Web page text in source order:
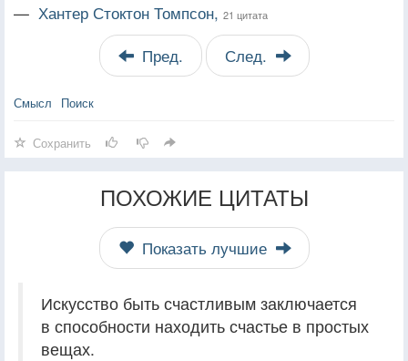
— Хантер Стоктон Томпсон, 21 цитата
Пред. След.
Смысл Поиск
Сохранить
ПОХОЖИЕ ЦИТАТЫ
Показать лучшие
Искусство быть счастливым заключается
в способности находить счастье в простых
вещах.